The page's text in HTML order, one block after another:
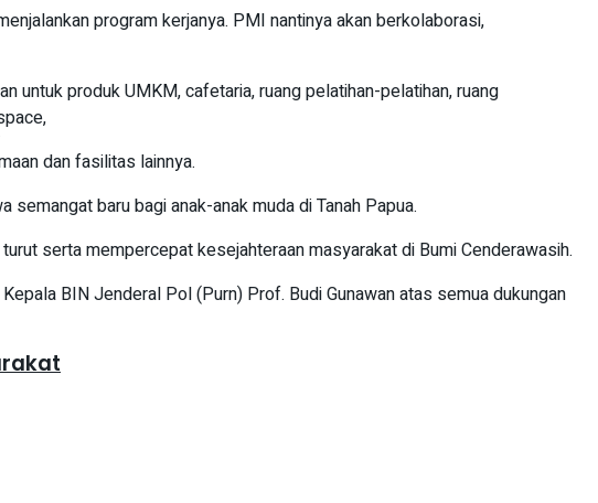
program kerjanya. PMI nantinya akan berkolaborasi,
untuk produk UMKM, cafetaria, ruang pelatihan-pelatihan, ruang
dan fasilitas lainnya.
baru bagi anak-anak muda di Tanah Papua.
serta mempercepat kesejahteraan masyarakat di Bumi Cenderawasih.
BIN Jenderal Pol (Purn) Prof. Budi Gunawan atas semua dukungan